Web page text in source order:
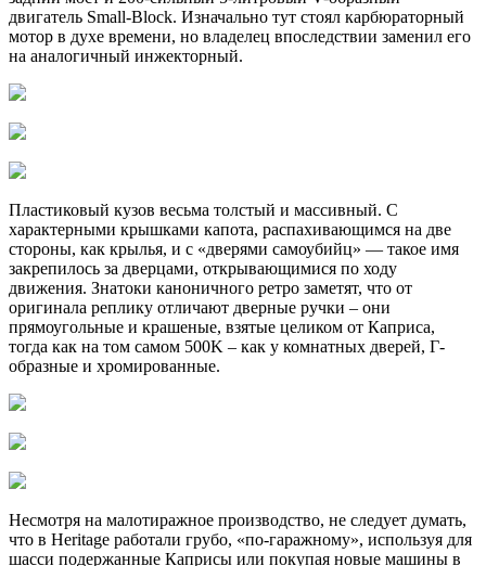
двигатель Small-Block. Изначально тут стоял карбюраторный
мотор в духе времени, но владелец впоследствии заменил его
на аналогичный инжекторный.
Пластиковый кузов весьма толстый и массивный. С
характерными крышками капота, распахивающимся на две
стороны, как крылья, и с «дверями самоубийц» — такое имя
закрепилось за дверцами, открывающимися по ходу
движения. Знатоки каноничного ретро заметят, что от
оригинала реплику отличают дверные ручки – они
прямоугольные и крашеные, взятые целиком от Каприса,
тогда как на том самом 500K – как у комнатных дверей, Г-
образные и хромированные.
Несмотря на малотиражное производство, не следует думать,
что в Heritage работали грубо, «по-гаражному», используя для
шасси подержанные Каприсы или покупая новые машины в